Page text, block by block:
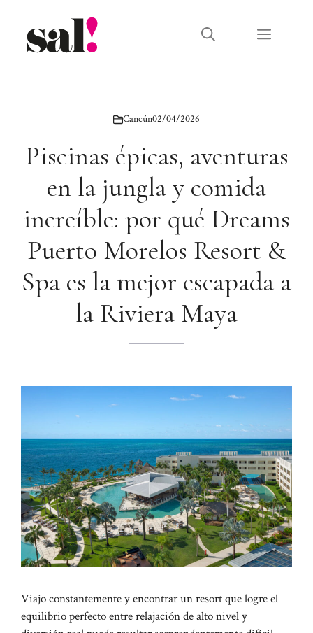
contenido
Menú
Cancún02/04/2026
Piscinas épicas, aventuras
en la jungla y comida
increíble: por qué Dreams
Puerto Morelos Resort &
Spa es la mejor escapada a
la Riviera Maya
Viajo constantemente y encontrar un resort que logre el
equilibrio perfecto entre relajación de alto nivel y